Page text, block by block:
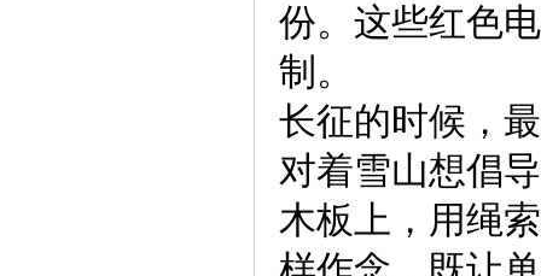
份。这些红色
制。
长征的时候，
对着雪山想倡
木板上，用绳